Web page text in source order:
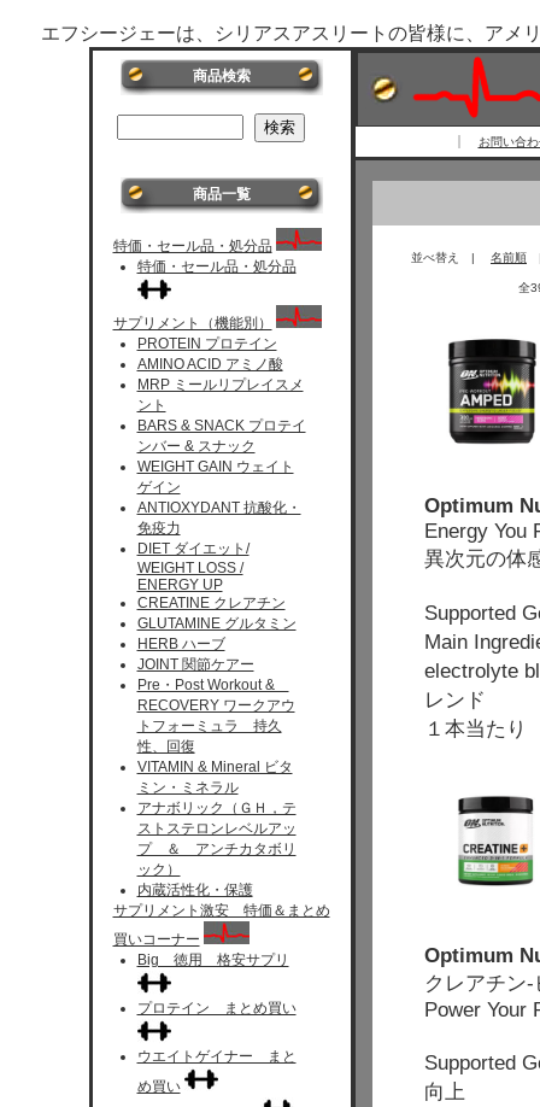
エフシージェーは、シリアスアスリートの皆様に、アメ
商品検索
商品一覧
特価・セール品・処分品
特価・セール品・処分品
サプリメント（機能別）
PROTEIN プロテイン
AMINO ACID アミノ酸
MRP ミールリプレイスメ
ント
BARS & SNACK プロテイ
ンバー & スナック
WEIGHT GAIN ウェイト
ゲイン
ANTIOXYDANT 抗酸化・
免疫力
DIET ダイエット/
WEIGHT LOSS /
ENERGY UP
CREATINE クレアチン
GLUTAMINE グルタミン
HERB ハーブ
JOINT 関節ケアー
Pre・Post Workout &
RECOVERY ワークアウ
トフォーミュラ 持久
性、回復
VITAMIN & Mineral ビタ
ミン・ミネラル
アナボリック（ＧＨ，テ
ストステロンレベルアッ
プ ＆ アンチカタボリ
ック）
内蔵活性化・保護
サプリメント激安 特価＆まとめ
買いコーナー
Big 徳用 格安サプリ
プロテイン まとめ買い
ウエイトゲイナー まと
め買い
お問い合
並べ替え | 名前順
全
Optimum
Energy You
異次元の体
Supported
Main
electrolyte
レンド
１本当た
Optimum
クレアチン
Power Your
Supported
向上